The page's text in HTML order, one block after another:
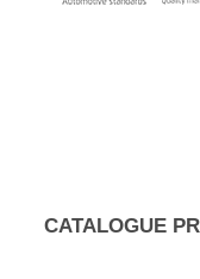
CATALOGUE